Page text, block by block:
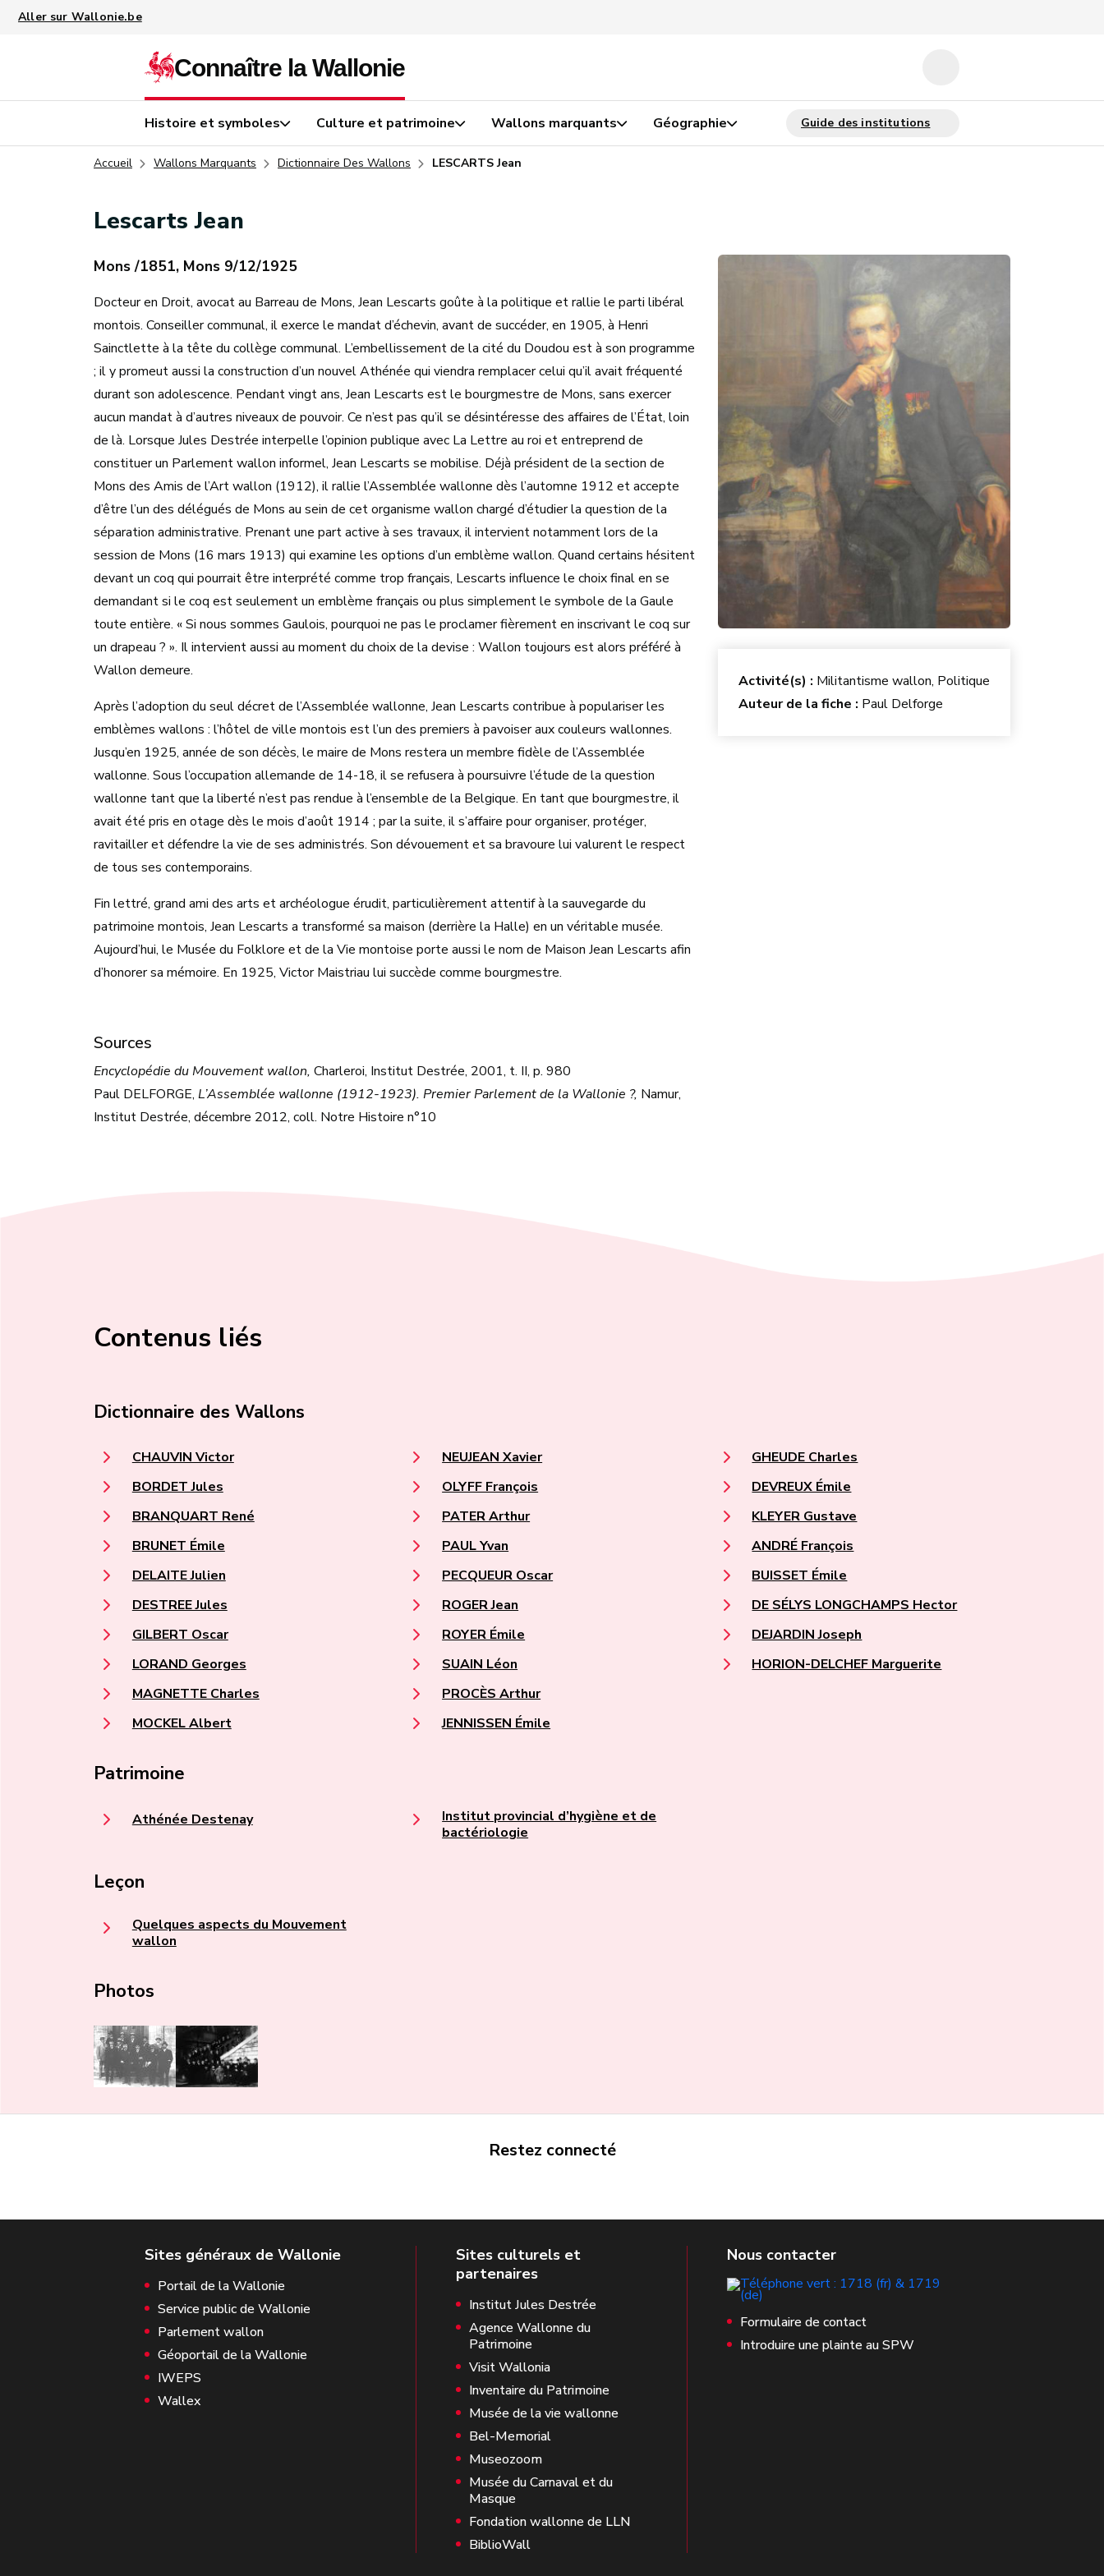
Histoire et symboles Culture et patrimoine Wallons marquants Géographie
Accueil Wallons Marquants Dictionnaire Des Wallons LESCARTS Jean
Lescarts Jean
Mons /1851, Mons 9/12/1925
Docteur en Droit, avocat au Barreau de Mons, Jean Lescarts goûte à la politique et rallie le parti libéral
montois. Conseiller communal, il exerce le mandat d’échevin, avant de succéder, en 1905, à Henri
Sainctlette à la tête du collège communal. L’embellissement de la cité du Doudou est à son programme
; il y promeut aussi la construction d’un nouvel Athénée qui viendra remplacer celui qu’il avait fréquenté
durant son adolescence. Pendant vingt ans, Jean Lescarts est le bourgmestre de Mons, sans exercer
aucun mandat à d’autres niveaux de pouvoir. Ce n’est pas qu’il se désintéresse des affaires de l’État, loin
de là. Lorsque Jules Destrée interpelle l’opinion publique avec La Lettre au roi et entreprend de
constituer un Parlement wallon informel, Jean Lescarts se mobilise. Déjà président de la section de
Mons des Amis de l’Art wallon (1912), il rallie l’Assemblée wallonne dès l’automne 1912 et accepte
d’être l’un des délégués de Mons au sein de cet organisme wallon chargé d’étudier la question de la
séparation administrative. Prenant une part active à ses travaux, il intervient notamment lors de la
session de Mons (16 mars 1913) qui examine les options d’un emblème wallon. Quand certains hésitent
devant un coq qui pourrait être interprété comme trop français, Lescarts influence le choix final en se
demandant si le coq est seulement un emblème français ou plus simplement le symbole de la Gaule
toute entière. « Si nous sommes Gaulois, pourquoi ne pas le proclamer fièrement en inscrivant le coq sur
un drapeau ? ». Il intervient aussi au moment du choix de la devise : Wallon toujours est alors préféré à
Wallon demeure.
Après l’adoption du seul décret de l’Assemblée wallonne, Jean Lescarts contribue à populariser les
emblèmes wallons : l’hôtel de ville montois est l’un des premiers à pavoiser aux couleurs wallonnes.
Jusqu’en 1925, année de son décès, le maire de Mons restera un membre fidèle de l’Assemblée
wallonne. Sous l’occupation allemande de 14-18, il se refusera à poursuivre l’étude de la question
wallonne tant que la liberté n’est pas rendue à l’ensemble de la Belgique. En tant que bourgmestre, il
avait été pris en otage dès le mois d’août 1914 ; par la suite, il s’affaire pour organiser, protéger,
ravitailler et défendre la vie de ses administrés. Son dévouement et sa bravoure lui valurent le respect
de tous ses contemporains.
Fin lettré, grand ami des arts et archéologue érudit, particulièrement attentif à la sauvegarde du
patrimoine montois, Jean Lescarts a transformé sa maison (derrière la Halle) en un véritable musée.
Aujourd’hui, le Musée du Folklore et de la Vie montoise porte aussi le nom de Maison Jean Lescarts afin
d’honorer sa mémoire. En 1925, Victor Maistriau lui succède comme bourgmestre.
Sources
Encyclopédie du Mouvement wallon, Charleroi, Institut Destrée, 2001, t. II, p. 980
Paul DELFORGE, L’Assemblée wallonne (1912-1923). Premier Parlement de la Wallonie ?, Namur,
Institut Destrée, décembre 2012, coll. Notre Histoire n°10
Activité(s) : Militantisme wallon, Politique
Auteur de la fiche : Paul Delforge
Contenus liés
Dictionnaire des Wallons
CHAUVIN Victor
BORDET Jules
BRANQUART René
BRUNET Émile
DELAITE Julien
DESTREE Jules
GILBERT Oscar
LORAND Georges
MAGNETTE Charles
MOCKEL Albert
NEUJEAN Xavier
OLYFF François
PATER Arthur
PAUL Yvan
PECQUEUR Oscar
ROGER Jean
ROYER Émile
SUAIN Léon
PROCÈS Arthur
JENNISSEN Émile
GHEUDE Charles
DEVREUX Émile
KLEYER Gustave
ANDRÉ François
BUISSET Émile
DE SÉLYS LONGCHAMPS Hector
DEJARDIN Joseph
HORION-DELCHEF Marguerite
Patrimoine
Athénée Destenay
Institut provincial d’hygiène et de
bactériologie
Leçon
Quelques aspects du Mouvement
wallon
Photos
Restez connecté
Portail de la Wallonie
Service public de Wallonie
Parlement wallon
Géoportail de la Wallonie
IWEPS
Wallex
Institut Jules Destrée
Agence Wallonne du
Patrimoine
Visit Wallonia
Inventaire du Patrimoine
Musée de la vie wallonne
Bel-Memorial
Museozoom
Musée du Carnaval et du
Masque
Fondation wallonne de LLN
BiblioWall
Formulaire de contact
Introduire une plainte au SPW